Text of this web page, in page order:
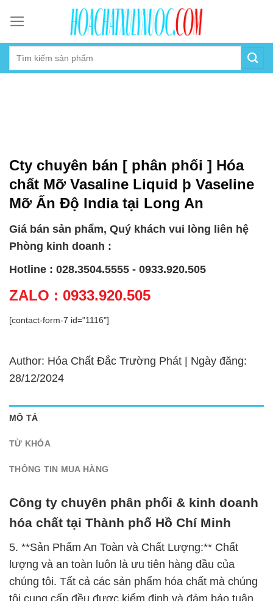
content
Cty chuyên bán [ phân phối ] Hóa
chất Mỡ Vasaline Liquid þ Vaseline
Mỡ Ấn Độ India tại Long An
Giá bán sản phẩm, Quý khách vui lòng liên hệ
Phòng kinh doanh :
Hotline : 028.3504.5555 - 0933.920.505
ZALO : 0933.920.505
[contact-form-7 id="1116"]
Author: Hóa Chất Đắc Trường Phát | Ngày đăng:
28/12/2024
MÔ TẢ
TỪ KHÓA
THÔNG TIN MUA HÀNG
Công ty chuyên phân phối & kinh doanh
hóa chất tại Thành phố Hồ Chí Minh
5. **Sản Phẩm An Toàn và Chất Lượng:** Chất
lượng và an toàn luôn là ưu tiên hàng đầu của
chúng tôi. Tất cả các sản phẩm hóa chất mà chúng